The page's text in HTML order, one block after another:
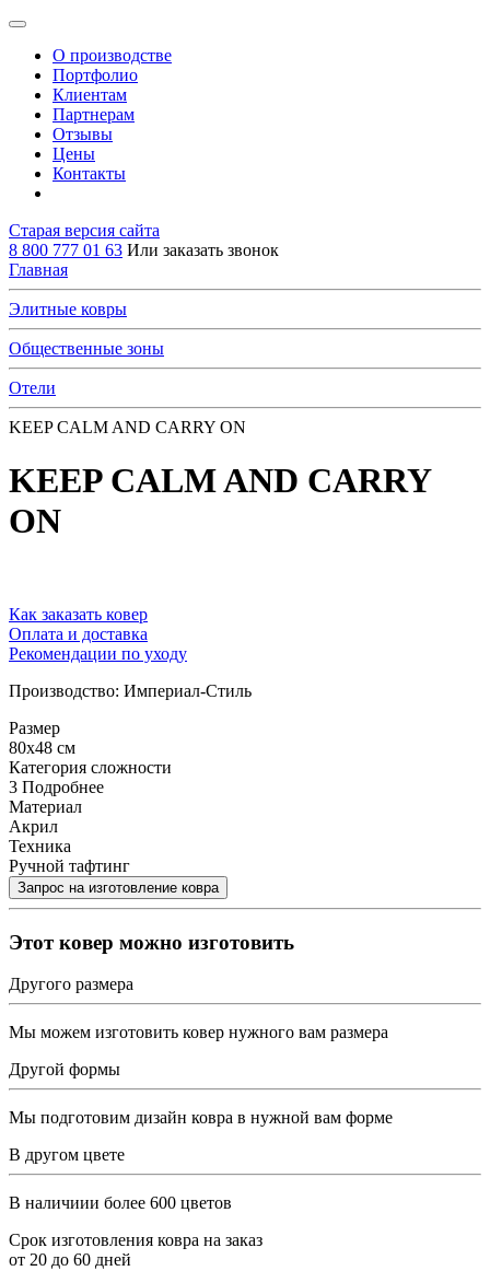
О производстве
Портфолио
Клиентам
Партнерам
Отзывы
Цены
Контакты
Старая версия сайта
8 800 777 01 63 Или заказать звонок
Главная
Элитные ковры
Общественные зоны
Отели
KEEP CALM AND CARRY ON
KEEP CALM AND CARRY
ON
Как заказать ковер
Оплата и доставка
Рекомендации по уходу
Производство: Империал-Стиль
Размер
80x48 см
Категория сложности
3 Подробнее
Материал
Акрил
Техника
Ручной тафтинг
Этот ковер можно изготовить
Другого размера
Мы можем изготовить ковер нужного вам размера
Другой формы
Мы подготовим дизайн ковра в нужной вам форме
В другом цвете
В наличиии более 600 цветов
Срок изготовления ковра на заказ
от 20 до 60 дней